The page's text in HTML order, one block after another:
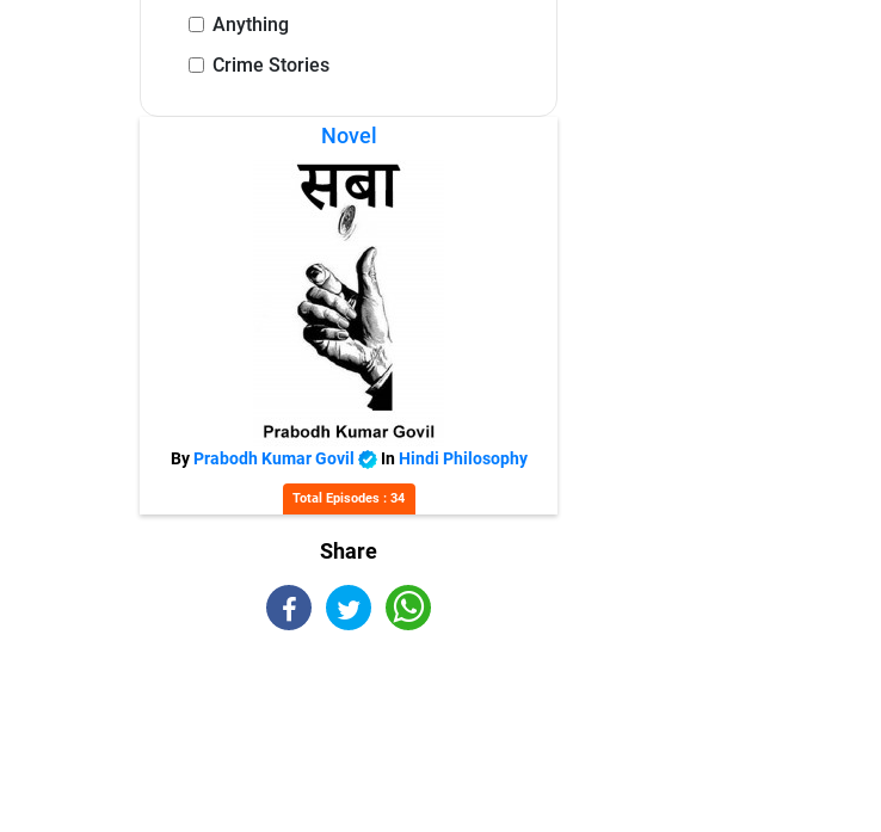
Anything
Crime Stories
Novel
ByPrabodh Kumar Govil InHindi Philosophy
Total Episodes : 34
Share